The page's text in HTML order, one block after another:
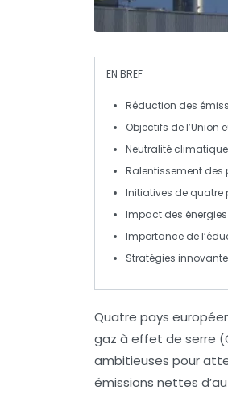
EN BREF
Réduction des
Objectifs de l’Union
Neutralité climatique
Ralentissement des
Initiatives de quatre
Impact des
Importance de l’
Stratégies
Quatre pays
gaz à effet de serre
ambitieuses pour
émissions nettes